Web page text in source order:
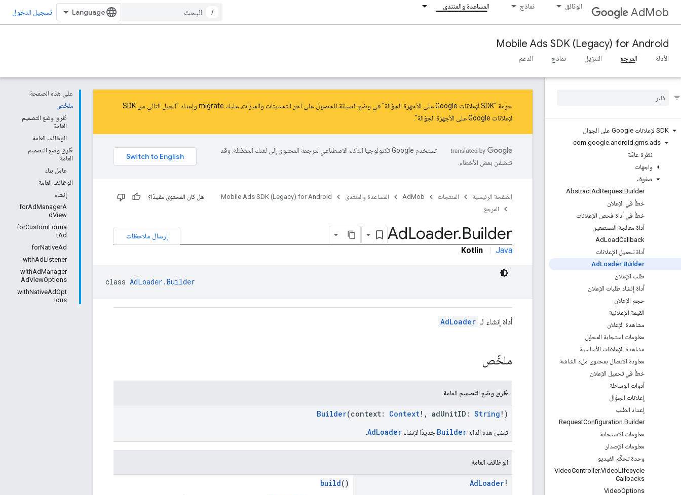
AdMob الوثائق نماذج المساعدة والمنتدى
/ تسجيل الدخول
Mobile Ads SDK (Legacy) for Android
الأدلة المرجع التنزيل نماذج الدعم
SDK لإعلانات Google على الجوال
com.google.android .gms.ads
نظرة عامّة
واجهات
صفوف
AbstractAdRequestBuilder
خطأ في الإعلان
خطأ في أداة فحص الإعلانات
أداة معالجة المستمعين
AdLoadCallback
أداة تحميل الإعلانات
Ad Loader.Builder
طلب الإعلان
أداة إنشاء طلبات الإعلان
حجم الإعلان
القيمة الإعلانية
مشاهدة الإعلان
معلومات استجابة المحوّل
مشاهدة الإعلانات الأساسية
معاودة الاتصال بمحتوى ملء الشاشة
خطأ في تحميل الإعلان
أدوات الوساطة
إعلانات الجوّال
إعداد الطلب
RequestConfiguration.Builder
معلومات الاستجابة
معلومات الإصدار
وحدة تحكُّم الفيديو
VideoController.VideoLifecycle
Callbacks
VideoOptions
على هذه الصفحة
ملخّص
طُرق وضع التصميم
العامة
الوظائف العامة
طُرق وضع التصميم
العامة
عامل بناء
الوظائف العامة
إنشاء
forAdManagerA
dView
forCustomForma
tAd
forNativeAd
withAdListener
withAdManager
AdViewOptions
withNativeAdOpt
ions
حزمة "SDK لإعلانات Google على الأجهزة الجوّالة" في وضع الصيانة للحصول على آخر التحديثات والميزات، عليك migrate و
إعداد "الجيل التالي من SDK
لإعلانات Google على الأجهزة الجوّالة"
تستخدم Google تكنولوجيا الذكاء الاصطناعي لترجمة المحتوى إلى لغتك المفضّلة، وقد
تتضمّن بعض الأخطاء.
الصفحة الرئيسية المنتجات AdMob المساعدة والمنتدى
Mobile Ads SDK (Legacy) for Android
المرجع
هل كان المحتوى مفيدًا؟
إرسال ملاحظات AdLoader.Builder
Kotlin | Java
class AdLoader.Builder
أداة إنشاء لـ AdLoader
ملخّص
طُرق وضع التصميم العامة
Builder(context: Context!, adUnitID: String !)
تنشئ هذه الدالة Builder جديدًا لإنشاء AdLoader
الوظائف العامة
AdLoader!
build()